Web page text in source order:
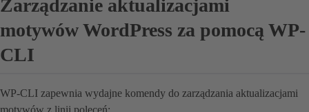
Zarządzanie aktualizacjami
motywów WordPress za pomocą WP-
CLI
WP-CLI zapewnia wydajne komendy do zarządzania aktualizacjami